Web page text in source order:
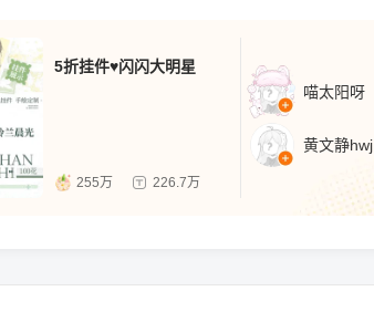
5折挂件♥闪闪大明星
255万 226.7万
喵太阳呀
黄文静hwj